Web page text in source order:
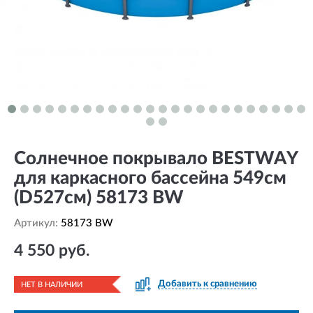
Солнечное покрывало BESTWAY
для каркасного бассейна 549см
(D527см) 58173 BW
Артикул: 58173 BW
4 550 руб.
НЕТ В НАЛИЧИИ Добавить к сравнению